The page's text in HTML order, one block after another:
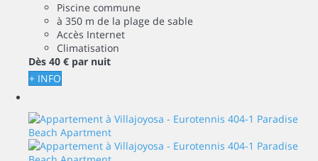
Piscine commune
à 350 m de la plage de sable
Accès Internet
Climatisation
Dès 40 € par nuit
+ INFO